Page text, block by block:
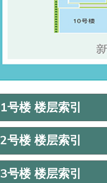
1号楼 楼层索引
2号楼 楼层索引
3号楼 楼层索引